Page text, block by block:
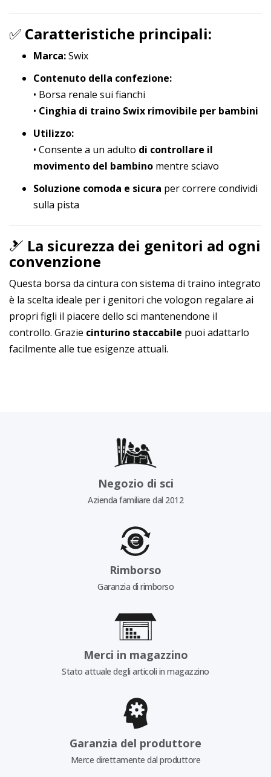
✅ Caratteristiche principali:
Marca:Swix
Contenuto della confezione:
• Borsa renale sui fianchi
• Cinghia di traino Swix rimovibile per bambini
Utilizzo:
• Consente a un adulto di controllare il
movimento del bambino mentre sciavo
Soluzione comoda e sicura per correre condividi
sulla pista
🎿 La sicurezza dei genitori ad ogni
convenzione
Questa borsa da cintura con sistema di traino integrato
è la scelta ideale per i genitori che vologon regalare ai
propri figli il piacere dello sci mantenendone il
controllo. Grazie cinturino staccabile puoi adattarlo
facilmente alle tue esigenze attuali.
Negozio di sci
Azienda familiare dal 2012
Rimborso
Garanzia di rimborso
Merci in magazzino
Stato attuale degli articoli in magazzino
Garanzia del produttore
Merce direttamente dal produttore